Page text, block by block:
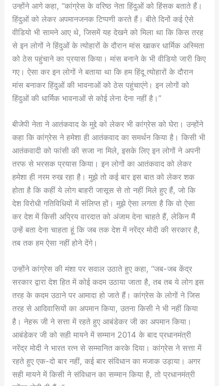
उन्होंने आगे कहा, “कांग्रेस के वरिष्ठ नेता हिंदुओं को हिंसक बताते हैं।
हिंदुओं को लेकर अपमानजनक टिप्पणी करते हैं। बीते दिनों कई ऐसे
वीडियो भी सामने आए थे, जिसमें यह देखने को मिला था कि किस तरह
से इन लोगों ने हिंदुओं के त्योहारों के दौरान मांस खाकर धार्मिक अस्मिता
को ठेस पहुंचाने का प्रयास किया। मांस बनाने के भी वीडियो जारी किए
गए। ऐसा कर इन लोगों ने बताया था कि हम हिंदू त्योहारों के दौरान
मांस बनाकर हिंदुओं की भावनाओं को ठेस पहुंचाएंगे। इन लोगों को
हिंदुओं की धार्मिक भावनाओं से कोई लेना देना नहीं है।”
बीजेपी नेता ने आतंकवाद के मुद्दे को लेकर भी कांग्रेस को घेरा। उन्होंने
कहा कि कांग्रेस ने हमेशा ही आतंकवाद का समर्थन किया है। किसी भी
आतंकवादी को फांसी की सजा ना मिले, इसके लिए इन लोगों ने अपनी
तरफ से भरसक प्रयास किया। इन लोगों का आतंकवाद को लेकर
हमेशा ही नरम रुख रहा है। मुझे तो कई बार इस बात को लेकर शक
होता है कि कहीं ये लोग बाहरी जासूस से तो नहीं मिले हुए हैं, जो कि
देश विरोधी गतिविधियों में संलिप्त हों। मुझे ऐसा लगता है कि वो ऐसा
कर देश में किसी अप्रिय वारदात को अंजाम देना चाहते हैं, लेकिन मैं
उन्हें बता देना चाहता हूं कि जब तक देश में नरेंद्र मोदी की सरकार है,
तब तक हम ऐसा नहीं होने देंगे।
उन्होंने कांग्रेस की मंशा पर सवाल उठाते हुए कहा, “जब-जब केंद्र
सरकार द्वारा देश हित में कोई कदम उठाया जाता है, तब तब ये लोग इस
तरह के कदम उठाने पर आमादा हो जाते हैं। कांग्रेस के लोगों ने जिस
तरह से आदिवासियों का अपमान किया, उतना किसी ने भी नहीं किया
है। नेहरू जी ने सत्ता में रहते हुए आबंडेकर जी का अपमान किया।
आबंडेकर जी को सही मायने में सम्मान 2014 के बाद प्रधानमंत्री
नरेंद्र मोदी ने भारत रत्न से सम्मानित करके दिया। कांग्रेस ने सत्ता में
रहते हुए एक-दो बार नहीं, कई बार संविधान का मजाक उड़ाया। अगर
सही मायने में किसी ने संविधान का सम्मान किया है, तो प्रधानमंत्री